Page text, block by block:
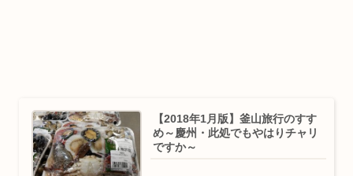
【2018年1月版】釜山旅行のすす
め～慶州・此処でもやはりチャリ
ですか～